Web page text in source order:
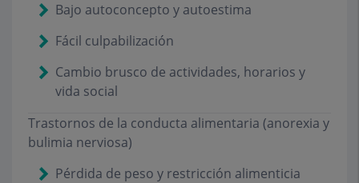
Bajo autoconcepto y autoestima
Fácil culpabilización
Cambio brusco de actividades, horarios y
vida social
Trastornos de la conducta alimentaria (anorexia y
bulimia nerviosa)
Pérdida de peso y restricción alimenticia